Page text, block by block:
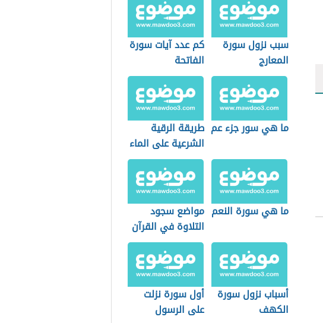
سبب نزول سورة
المعارج
كم عدد آيات سورة
الفاتحة
ما هي سور جزء عم طريقة الرقية
الشرعية على الماء
ما هي سورة النعم مواضع سجود
التلاوة في القرآن
الكريم
أسباب نزول سورة
الكهف
أول سورة نزلت
على الرسول